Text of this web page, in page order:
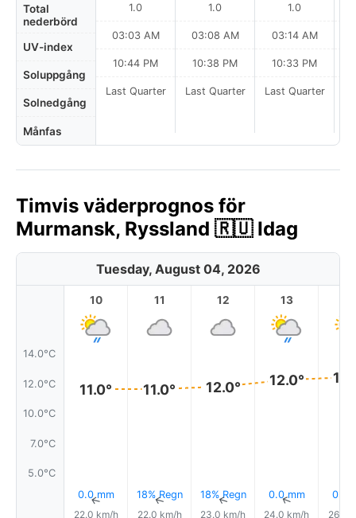
Total
nederbörd
UV-index
Soluppgång
Solnedgång
Månfas
1.0
03:03 AM
10:44 PM
Last Quarter
1.0
03:08 AM
10:38 PM
Last Quarter
1.0
03:14 AM
10:33 PM
Last Quarter
Timvis väderprognos för
Murmansk, Ryssland 🇷🇺 Idag
Tuesday, August 04, 2026
14.0°C
12.0°C
10.0°C
7.0°C
5.0°C
10
11.0°
0.0 mm
↑
22.0 km/h
11
11.0°
18% Regn
↑
22.0 km/h
12
12.0°
18% Regn
↑
23.0 km/h
13
12.0°
0.0 mm
↑
24.0 km/h
0.0
26.0